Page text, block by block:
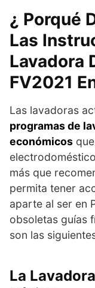
¿ Porqué
Las
Lavadora
FV2021
Las lavadoras
programas de
económicos
más que
permita tener
aparte al ser en
obsoletas guías
son las
La